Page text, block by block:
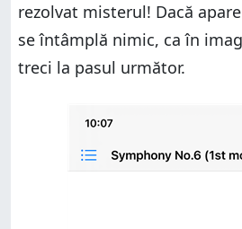
rezolvat misterul! Dacă
se întâmplă nimic, ca în
treci la pasul următor.